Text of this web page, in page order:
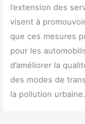
l’extension des
visent à
que ces mesures
pour les
d’améliorer la
des modes de
la pollution urbaine.